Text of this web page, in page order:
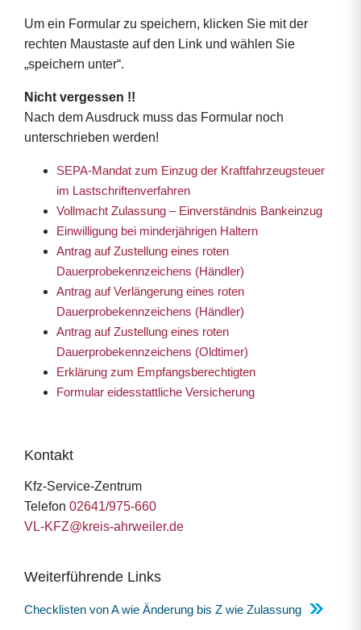
Um ein Formular zu speichern, klicken Sie mit der
rechten Maustaste auf den Link und wählen Sie
„speichern unter“.
Nicht vergessen !!
Nach dem Ausdruck muss das Formular noch
unterschrieben werden!
SEPA-Mandat zum Einzug der Kraftfahrzeugsteuer
im Lastschriftenverfahren
Vollmacht Zulassung – Einverständnis Bankeinzug
Einwilligung bei minderjährigen Haltern
Antrag auf Zustellung eines roten
Dauerprobekennzeichens (Händler)
Antrag auf Verlängerung eines roten
Dauerprobekennzeichens (Händler)
Antrag auf Zustellung eines roten
Dauerprobekennzeichens (Oldtimer)
Erklärung zum Empfangsberechtigten
Formular eidesstattliche Versicherung
Kontakt
Kfz-Service-Zentrum
Telefon 02641/975-660
VL-KFZ@kreis-ahrweiler.de
Weiterführende Links
Checklisten von A wie Änderung bis Z wie Zulassung